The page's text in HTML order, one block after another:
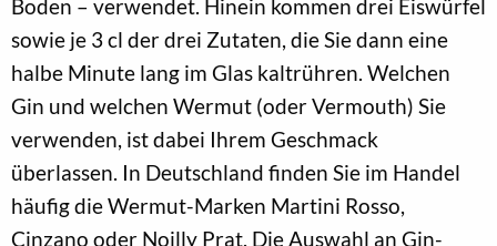
Boden – verwendet. Hinein kommen drei Eiswürfel
sowie je 3 cl der drei Zutaten, die Sie dann eine
halbe Minute lang im Glas kaltrühren. Welchen
Gin und welchen Wermut (oder Vermouth) Sie
verwenden, ist dabei Ihrem Geschmack
überlassen. In Deutschland finden Sie im Handel
häufig die Wermut-Marken Martini Rosso,
Cinzano oder Noilly Prat. Die Auswahl an Gin-